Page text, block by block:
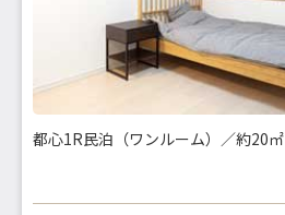
都心1R民泊（ワンルーム）／約20㎡